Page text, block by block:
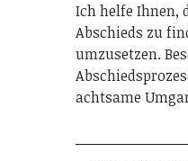
Ich helfe Ihnen,
Abschieds zu
umzusetzen.
achtsame